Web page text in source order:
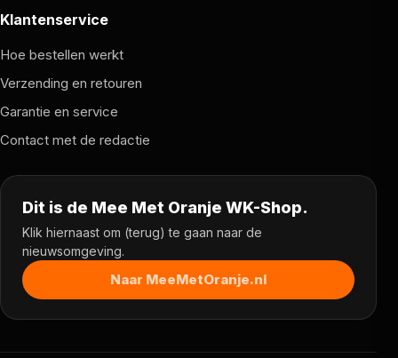
Klantenservice
Hoe bestellen werkt
Verzending en retouren
Garantie en service
Contact met de redactie
Dit is de Mee Met Oranje WK-Shop.
Klik hiernaast om (terug) te gaan naar de
nieuwsomgeving.
Naar MeeMetOranje.nl